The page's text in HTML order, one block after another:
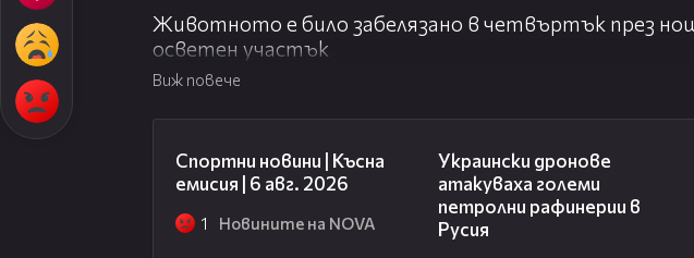
Животното е било забелязано в четвъртък през
осветен участък
Виж повече
Спортни новини | Късна
емисия | 6 авг. 2026
1 Новините на NOVA
Украински дронове
атакуваха големи
петролни рафинерии в
Русия